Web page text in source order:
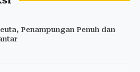
Penampungan Penuh dan